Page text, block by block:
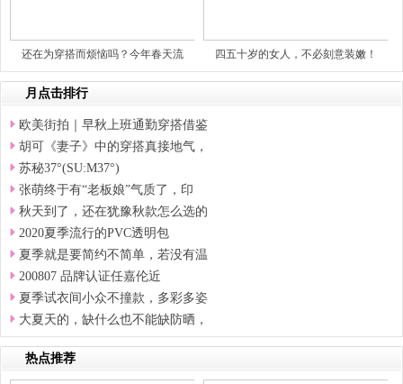
还在为穿搭而烦恼吗？今年春天流 四五十岁的女人，不必刻意装嫩！
月点击排行
欧美街拍｜早秋上班通勤穿搭借鉴
胡可《妻子》中的穿搭真接地气，
苏秘37°(SU:M37°)
张萌终于有“老板娘”气质了，印
秋天到了，还在犹豫秋款怎么选的
2020夏季流行的PVC透明包
夏季就是要简约不简单，若没有温
200807 品牌认证任嘉伦近
夏季试衣间小众不撞款，多彩多姿
大夏天的，缺什么也不能缺防晒，
热点推荐